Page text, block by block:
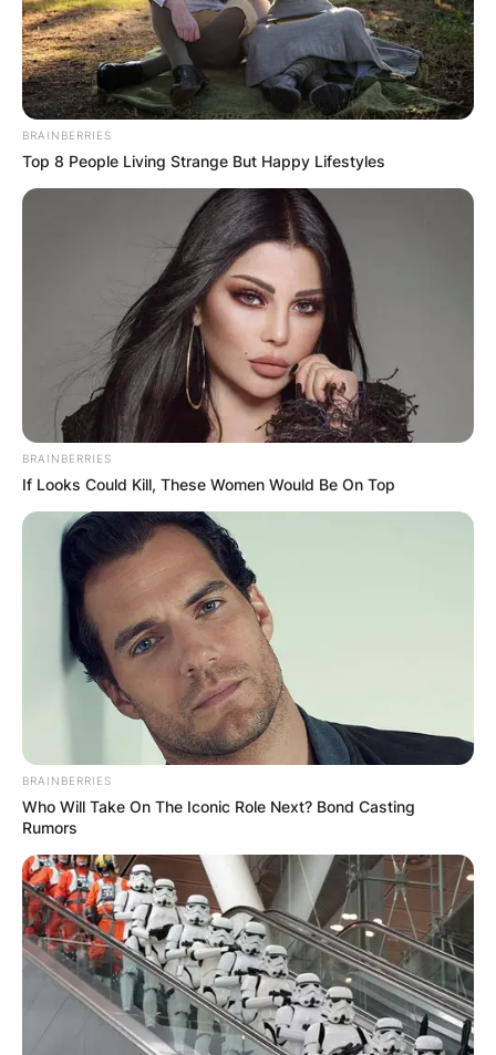
BRAINBERRIES
Top 8 People Living Strange But Happy Lifestyles
BRAINBERRIES
If Looks Could Kill, These Women Would Be On Top
BRAINBERRIES
Who Will Take On The Iconic Role Next? Bond Casting
Rumors